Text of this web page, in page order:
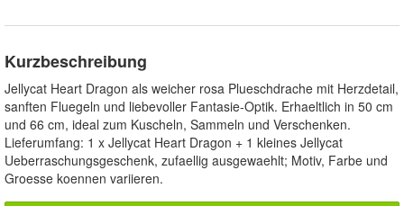
Kurzbeschreibung
Jellycat Heart Dragon als weicher rosa Plueschdrache mit Herzdetail,
sanften Fluegeln und liebevoller Fantasie-Optik. Erhaeltlich in 50 cm
und 66 cm, ideal zum Kuscheln, Sammeln und Verschenken.
Lieferumfang: 1 x Jellycat Heart Dragon + 1 kleines Jellycat
Ueberraschungsgeschenk, zufaellig ausgewaehlt; Motiv, Farbe und
Groesse koennen variieren.